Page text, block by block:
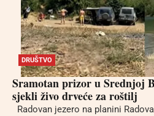
DRUŠTVO
Sramotan prizor u Srednjoj
sjekli živo drveće za roštilj
Radovan jezero na planini